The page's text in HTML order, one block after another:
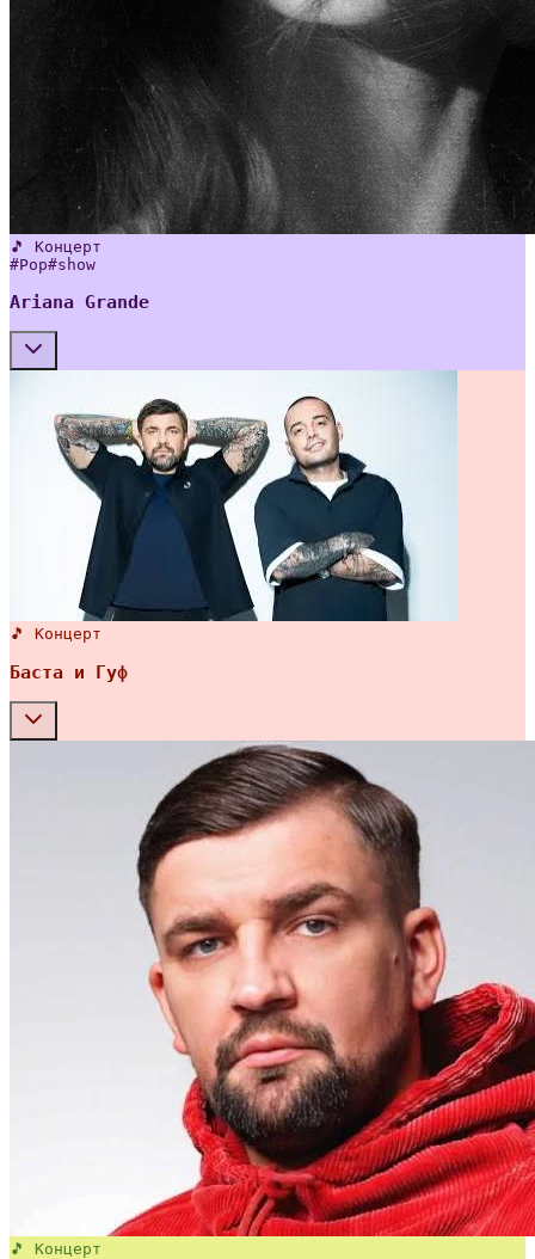
🎵 Концерт
#Pop#show
Ariana Grande
🎵 Концерт
Баста и Гуф
🎵 Концерт